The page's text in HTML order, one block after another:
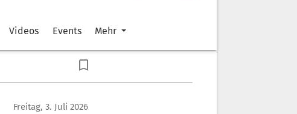
Videos Events Mehr
Freitag, 3. Juli 2026